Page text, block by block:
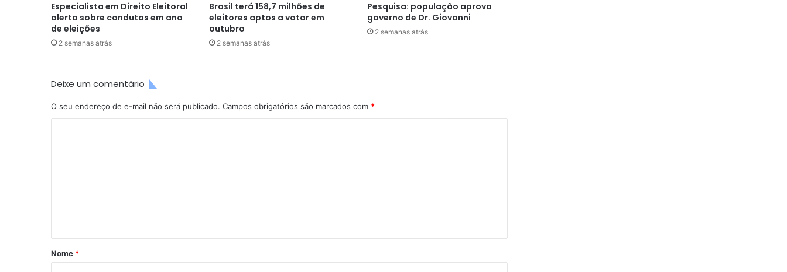
Especialista em Direito Eleitoral
alerta sobre condutas em ano
de eleições
2 semanas atrás
Brasil terá 158,7 milhões de
eleitores aptos a votar em
outubro
2 semanas atrás
Pesquisa: população aprova
governo de Dr. Giovanni
2 semanas atrás
Deixe um comentário
O seu endereço de e-mail não será publicado. Campos obrigatórios são marcados com *
r
Nome *